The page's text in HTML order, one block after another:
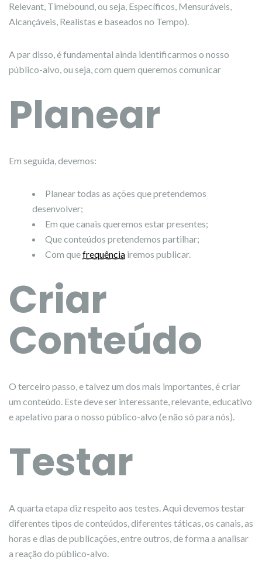
Relevant, Timebound, ou seja, Específicos, Mensuráveis,
Alcançáveis, Realistas e baseados no Tempo).
A par disso, é fundamental ainda identificarmos o nosso
público-alvo, ou seja, com quem queremos comunicar
Planear
Em seguida, devemos:
Planear todas as ações que pretendemos
desenvolver;
Em que canais queremos estar presentes;
Que conteúdos pretendemos partilhar;
Com quefrequência iremos publicar.
Criar
Conteúdo
O terceiro passo, e talvez um dos mais importantes, é criar
um conteúdo. Este deve ser interessante, relevante, educativo
e apelativo para o nosso público-alvo (e não só para nós).
Testar
A quarta etapa diz respeito aos testes. Aqui devemos testar
diferentes tipos de conteúdos, diferentes táticas, os canais, as
horas e dias de publicações, entre outros, de forma a analisar
a reação do público-alvo.